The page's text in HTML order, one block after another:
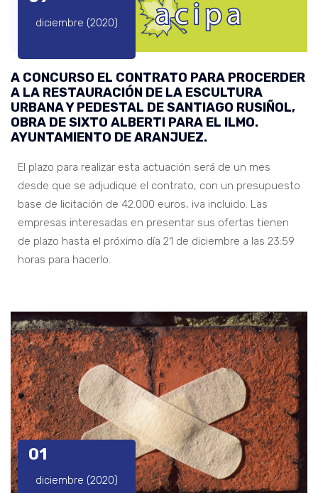
diciembre (2020)
A CONCURSO EL CONTRATO PARA PROCERDER
A LA RESTAURACIÓN DE LA ESCULTURA
URBANA Y PEDESTAL DE SANTIAGO RUSIÑOL,
OBRA DE SIXTO ALBERTI PARA EL ILMO.
AYUNTAMIENTO DE ARANJUEZ.
El plazo para realizar esta actuación será de un mes
desde que se adjudique el contrato, con un presupuesto
base de licitación de 42.000 euros, iva incluido. Las
empresas interesadas en presentar sus ofertas tienen
de plazo hasta el próximo día 21 de diciembre a las 23:59
horas para hacerlo.
01
diciembre (2020)